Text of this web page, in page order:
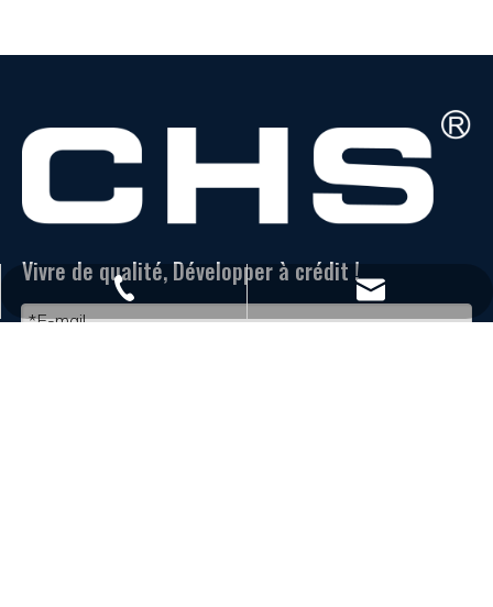
Vivre de qualité, Développer à crédit !
+86 - 577 - 62798390
info@chs.com.cn